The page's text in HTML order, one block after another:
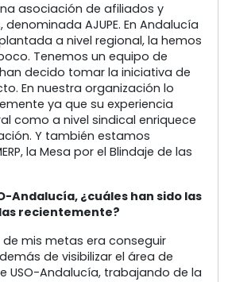
asociación de afiliados y
AJUPE. En Andalucía
a nivel regional, la hemos
Tenemos un equipo de
decido tomar la iniciativa de
En nuestra organización lo
ya que su experiencia
como a nivel sindical enriquece
Y también estamos
la Mesa por el Blindaje de las
Andalucía, ¿cuáles han sido las
recientemente?
mis metas era conseguir
de visibilizar el área de
USO-Andalucía, trabajando de la